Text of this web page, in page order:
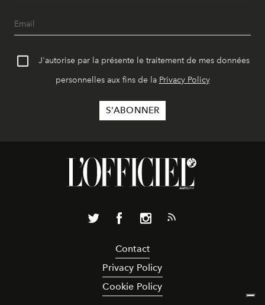
J'autorise par la présente le traitement de mes données
personnelles aux fins de la Privacy Policy
Contact
Privacy Policy
Cookie Policy